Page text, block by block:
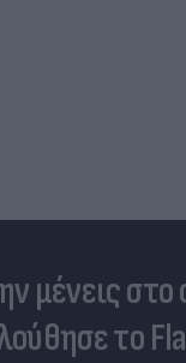
μένεις στο
το